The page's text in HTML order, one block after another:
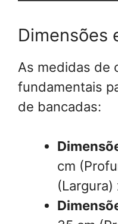
Dimensões
As medidas de
fundamentais
de bancadas:
cm
(Largura)